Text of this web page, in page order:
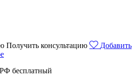
Получить консультацию
Добавить
бесплатный